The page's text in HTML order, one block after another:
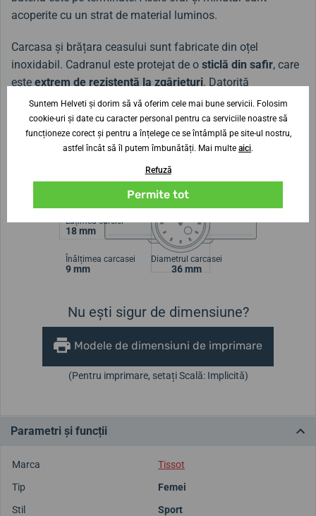
acoperite cu un strat de material luminos.
Carcasa și brățara ceasului sunt fabricate din oțel
inoxidabil. Cadranul este protejat de o sticlă din safir, care
este extrem de rezistentă la zgârieturi. Datorită
rezistenței la apă de până la 100 metri (10 ATM) , ceasul
poate fi purtat fără probleme în timpul înotului sau
snorkelingului. Acesta este un partener excelent atât pentru
utilizarea zilnică, cât și pentru activitățile sportive în apă
Lățimea curelei
18 mm
Înălțimea carcasei
9 mm
Diametrul carcasei
36 mm
Nu ești sigur de dimensiune?
Modele de dimensiuni de imprimare
(Pentru imprimare, setați Scală: Implicită)
Parametri și funcții
Marca
Tissot
Tip
Femei
Stil
Sport
Suntem Helveti și dorim să vă oferim cele mai bune servicii. Folosim
cookie-uri și date cu caracter personal pentru ca serviciile noastre să
funcționeze corect și pentru a înțelege ce se întâmplă pe site-ul nostru,
astfel încât să îl putem îmbunătăți. Mai multe aici.
Refuză
Permite tot